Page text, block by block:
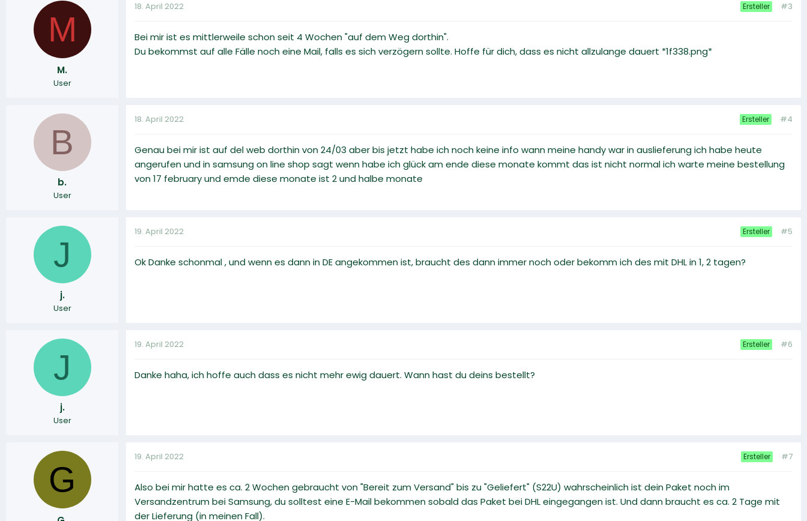
M
M.
User
18. April 2022 Ersteller #3
Bei mir ist es mittlerweile schon seit 4 Wochen "auf dem Weg dorthin".
Du bekommst auf alle Fälle noch eine Mail, falls es sich verzögern sollte. Hoffe für dich, dass es nicht allzulange dauert *1f338.png*
B
b.
User
18. April 2022 Ersteller #4
Genau bei mir ist auf del web dorthin von 24/03 aber bis jetzt habe ich noch keine info wann meine handy war in auslieferung ich habe heute
angerufen und in samsung on line shop sagt wenn habe ich glück am ende diese monate kommt das ist nicht normal ich warte meine bestellung
von 17 february und emde diese monate ist 2 und halbe monate
J
j.
User
19. April 2022 Ersteller #5
Ok Danke schonmal , und wenn es dann in DE angekommen ist, braucht des dann immer noch oder bekomm ich des mit DHL in 1, 2 tagen?
J
j.
User
19. April 2022 Ersteller #6
Danke haha, ich hoffe auch dass es nicht mehr ewig dauert. Wann hast du deins bestellt?
G
19. April 2022 Ersteller #7
Also bei mir hatte es ca. 2 Wochen gebraucht von "Bereit zum Versand" bis zu "Geliefert" (S22U) wahrscheinlich ist dein Paket noch im
Versandzentrum bei Samsung, du solltest eine E-Mail bekommen sobald das Paket bei DHL eingegangen ist. Und dann braucht es ca. 2 Tage mit
der Lieferung (in meinen Fall).